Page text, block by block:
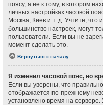
поясу, а не к тому, в котором
личных настройках часовой
Москва, Киев и т. д. Учтите, что
большинство настроек, могут
пользователи. Если вы не
момент сделать это.
Вернуться к началу
Я изменил часовой пояс, но
Если вы уверены, что
отображается по-прежнему
установлено время на